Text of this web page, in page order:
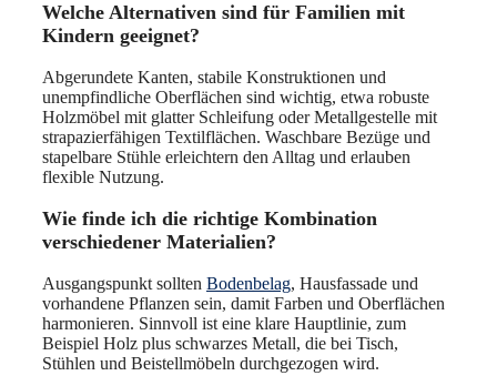
Welche Alternativen sind für Familien mit
Kindern geeignet?
Abgerundete Kanten, stabile Konstruktionen und
unempfindliche Oberflächen sind wichtig, etwa robuste
Holzmöbel mit glatter Schleifung oder Metallgestelle mit
strapazierfähigen Textilflächen. Waschbare Bezüge und
stapelbare Stühle erleichtern den Alltag und erlauben
flexible Nutzung.
Wie finde ich die richtige Kombination
verschiedener Materialien?
Ausgangspunkt sollten Bodenbelag, Hausfassade und
vorhandene Pflanzen sein, damit Farben und Oberflächen
harmonieren. Sinnvoll ist eine klare Hauptlinie, zum
Beispiel Holz plus schwarzes Metall, die bei Tisch,
Stühlen und Beistellmöbeln durchgezogen wird.